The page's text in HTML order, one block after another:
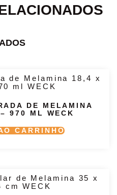
DE MELAMINA
970 ML WECK
CARRINHO